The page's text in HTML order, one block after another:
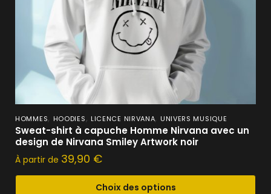
HOMMES, HOODIES, LICENCE NIRVANA, UNIVERS MUSIQUE
Sweat-shirt à capuche Homme Nirvana avec un
design de Nirvana Smiley Artwork noir
À partir de 39,90 €
Choix des options